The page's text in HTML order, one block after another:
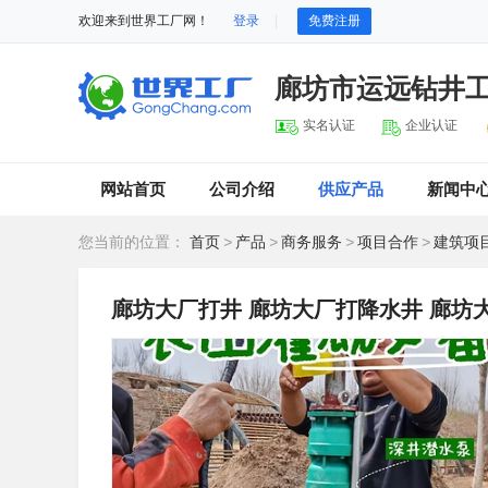
欢迎来到世界工厂网！ 登录 免费注册
廊坊市运远钻井
实名认证 企业认证
网站首页 公司介绍 供应产品 新闻中
您当前的位置： 首页 > 产品 >商务服务 >项目合作 >建筑项
廊坊大厂打井 廊坊大厂打降水井 廊坊